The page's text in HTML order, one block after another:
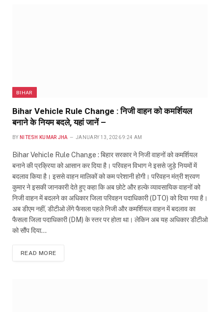
BIHAR
Bihar Vehicle Rule Change : निजी वाहन को कमर्शियल
बनाने के नियम बदले, यहां जानें –
BY NITESH KUMAR JHA JANUARY 13, 2026 9:24 AM
Bihar Vehicle Rule Change : बिहार सरकार ने निजी वाहनों को कमर्शियल
बनाने की प्रक्रिया को आसान कर दिया है। परिवहन विभाग ने इससे जुड़े नियमों में
बदलाव किया है। इससे वाहन मालिकों को कम परेशानी होगी। परिवहन मंत्री श्रवण
कुमार ने इसकी जानकारी देते हुए कहा कि अब छोटे और हल्के व्यावसायिक वाहनों को
निजी वाहन में बदलने का अधिकार जिला परिवहन पदाधिकारी (DTO) को दिया गया है।
अब डीएम नहीं, डीटीओ लेंगे फैसला पहले निजी और कमर्शियल वाहन में बदलाव का
फैसला जिला पदाधिकारी (DM) के स्तर पर होता था। लेकिन अब यह अधिकार डीटीओ
को सौंप दिया…
READ MORE